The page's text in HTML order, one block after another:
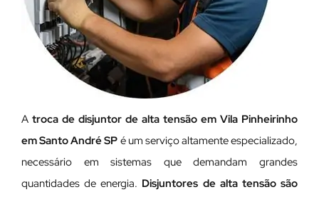
A troca de disjuntor de alta tensão em Vila Pinheirinho
em Santo André SP é um serviço altamente especializado,
necessário em sistemas que demandam grandes
quantidades de energia. Disjuntores de alta tensão são